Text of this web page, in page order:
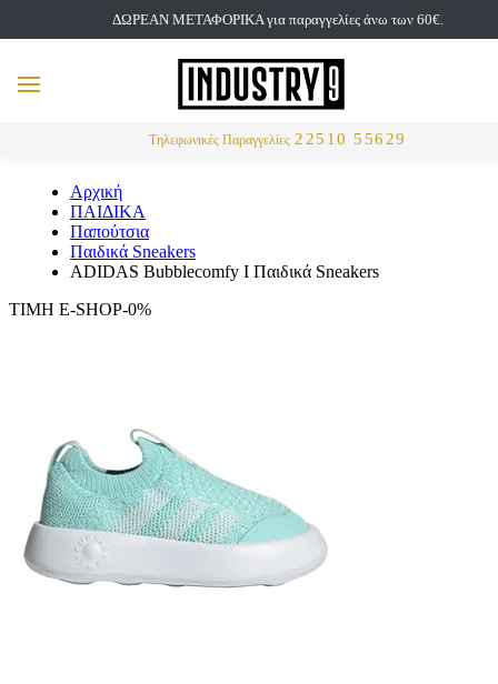
ΔΩΡΕΑΝ ΜΕΤΑΦΟΡΙΚΑ για παραγγελίες άνω των 60€.
Τηλεφωνικές Παραγγελίες 22510 55629
MENU
Αρχική
ΠΑΙΔΙΚΑ
Παπούτσια
Παιδικά Sneakers
ADIDAS Bubblecomfy I Παιδικά Sneakers
ΤΙΜΗ E-SHOP-0%